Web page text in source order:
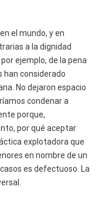
el mundo, y en
a la dignidad
ejemplo, de la pena
han considerado
No dejaron espacio
condenar a
porque,
por qué aceptar
explotadora que
en nombre de un
es defectuoso. La